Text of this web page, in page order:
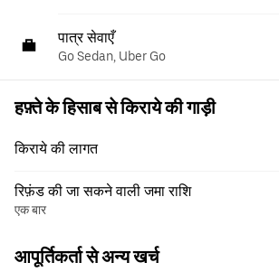
पात्र सेवाएँ
Go Sedan, Uber Go
हफ़्ते के हिसाब से किराये की गाड़ी
किराये की लागत
रिफ़ंड की जा सकने वाली जमा राशि
एक बार
आपूर्तिकर्ता से अन्य खर्च